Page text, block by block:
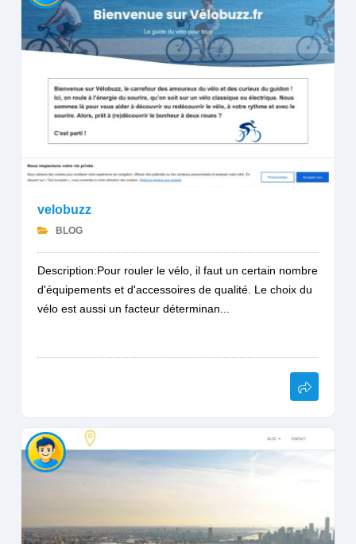
velobuzz
BLOG
Description:Pour rouler le vélo, il faut un certain nombre
d'équipements et d'accessoires de qualité. Le choix du
vélo est aussi un facteur déterminan...